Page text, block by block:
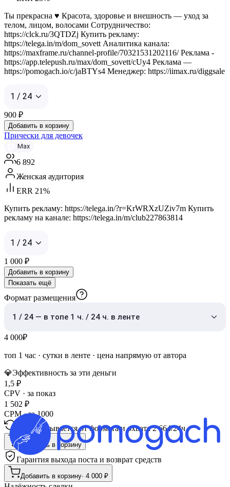
Ты прекрасна ♥️ Красота, здоровье и внешность — уход за
телом, лицом, волосами Сотрудничество:
https://clck.ru/3QTDZj Купить рекламу:
https://telega.in/m/dom_sovett Аналитика канала:
https://maxframe.ru/channel-profile/70321531202116/ Реклама -
https://app.telepush.ru/max/dom_sovett/cUy4 Реклама —
https://pomogach.io/c/jaBTYs4 Менеджер: https://iimax.ru/diggsale
1 / 24
900 ₽
Добавить в корзину
Прически для девочек
Max
6 892
Женская аудитория
ERR 21%
Купить рекламу: https://telega.in/?r=KrWRXzUZiv7m Купить
рекламу на канале: https://telega.in/m/club227863814
1 / 24
1 000 ₽
Добавить в корзину
Показать ещё
Формат размещения
1 / 24 — в топе 1 ч. / 24 ч. в ленте
4 000₽
топ 1 час · сутки в ленте · цена напрямую от автора
💎Эффективность за эти деньги
1,5 ₽
CPV · за показ
1 502 ₽
CPM · за 1000
Пересчитывается от формата и охвата2 664/24ч
Добавить в корзину
Гарантия выхода поста и возврат средств
Добавить в корзину· 4 000 ₽